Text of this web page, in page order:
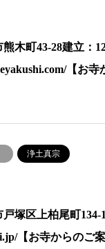
木町43‐28建立
【お
浄土真宗
塚区上柏尾町134-
【お寺からのご